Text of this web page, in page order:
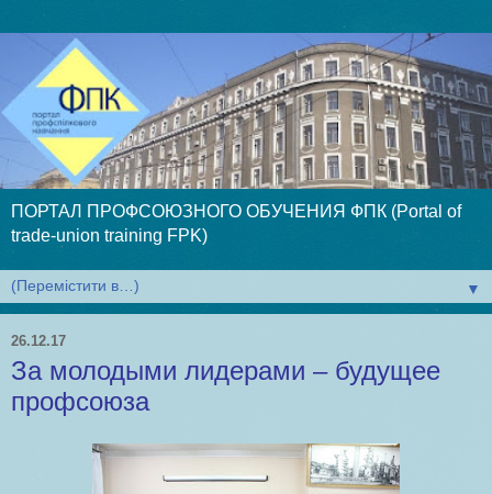
ПОРТАЛ ПРОФСОЮЗНОГО ОБУЧЕНИЯ ФПК (Portal of
trade-union training FPK)
▼
26.12.17
За молодыми лидерами – будущее
профсоюза